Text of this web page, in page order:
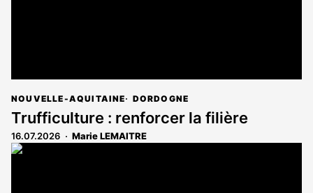
NOUVELLE-AQUITAINE DORDOGNE
Trufficulture : renforcer la filière
16.07.2026 Marie LEMAITRE